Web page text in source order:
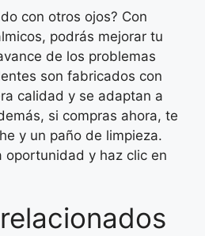
con otros ojos? Con
podrás mejorar tu
de los problemas
son fabricados con
calidad y se adaptan a
si compras ahora, te
y un paño de limpieza.
oportunidad y haz clic en